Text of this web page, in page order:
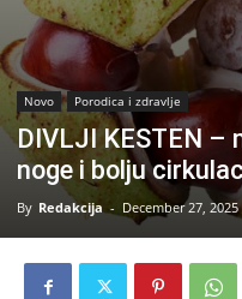
Novo Porodica i zdravlje
DIVLJI KESTEN –
noge i bolju
By Redakcija - December 27, 2025